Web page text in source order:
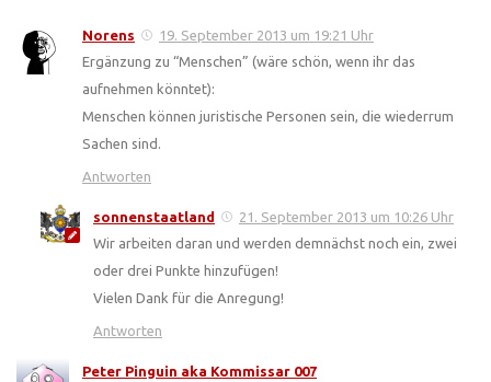
Norens
19. September 2013 um 19:21 Uhr
Ergänzung zu “Menschen” (wäre schön, wenn ihr das
aufnehmen könntet):
Menschen können juristische Personen sein, die wiederrum
Sachen sind.
Antworten
sonnenstaatland
21. September 2013 um 10:26 Uhr
Wir arbeiten daran und werden demnächst noch ein, zwei
oder drei Punkte hinzufügen!
Vielen Dank für die Anregung!
Antworten
Peter Pinguin aka Kommissar 007